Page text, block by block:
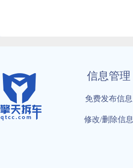
信息管理
免费发布信息
修改/删除信息